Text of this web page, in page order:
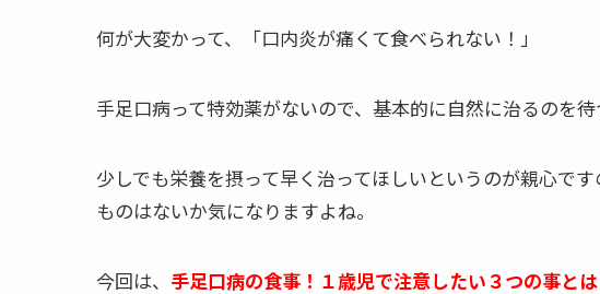
何が大変かって、「口内炎が痛くて食べられない！」
手足口病って特効薬がないので、基本的に自然に治るのを待
少しでも栄養を摂って早く治ってほしいというのが親心で
ものはないか気になりますよね。
今回は、 手足口病の食事！１歳児で注意したい３つの事とは